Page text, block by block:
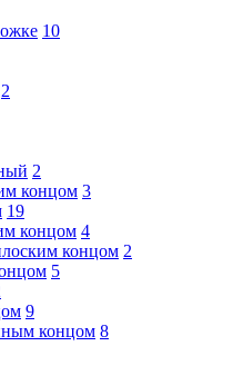
10
2
2
концом 3
19
концом 4
концом 2
5
9
концом 8